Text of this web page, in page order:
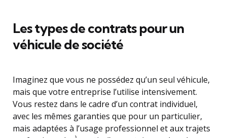
Les types de contrats pour un
véhicule de société
Imaginez que vous ne possédez qu’un seul véhicule,
mais que votre entreprise l’utilise intensivement.
Vous restez dans le cadre d’un contrat individuel,
avec les mêmes garanties que pour un particulier,
mais adaptées à l’usage professionnel et aux trajets